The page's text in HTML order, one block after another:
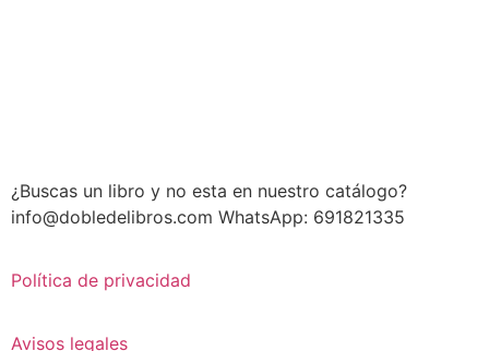
¿Buscas un libro y no esta en nuestro catálogo?
info@dobledelibros.com WhatsApp: 691821335
Política de privacidad
Avisos legales